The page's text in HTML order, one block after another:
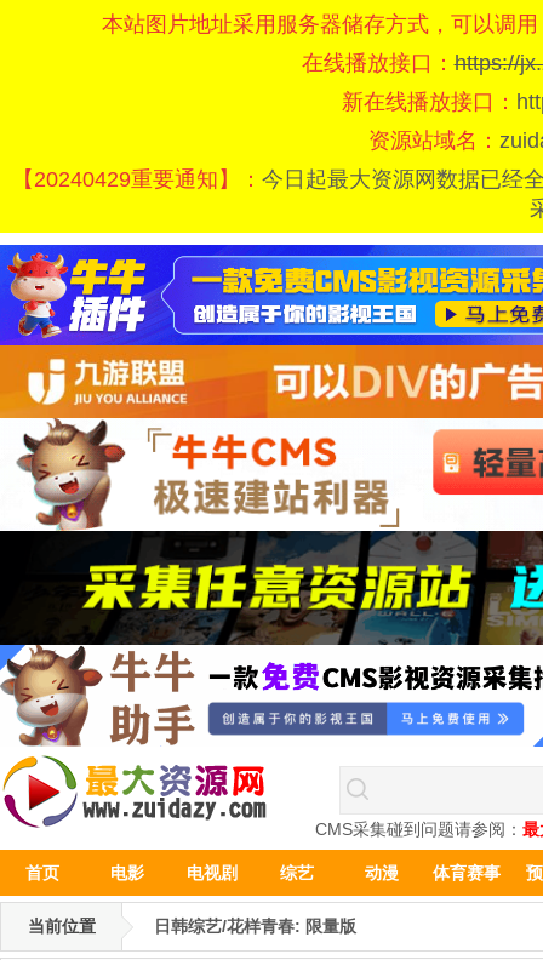
本站图片地址采用服务器储存方式，可以调
在线播放接口：https://
新在线播放接口：
资源站域名：
【20240429重要通知】： 今日起最大资源网数据已经
CMS采集碰到问题请参阅： 最
首页 电影 电视剧 综艺 动漫 体育赛事
当前位置 日韩综艺/花样青春: 限量版